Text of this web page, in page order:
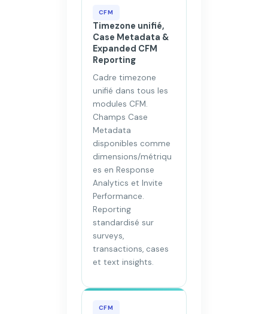
CFM
Timezone unifié,
Case Metadata &
Expanded CFM
Reporting
Cadre timezone
unifié dans tous les
modules CFM.
Champs Case
Metadata
disponibles comme
dimensions/métriqu
es en Response
Analytics et Invite
Performance.
Reporting
standardisé sur
surveys,
transactions, cases
et text insights.
CFM